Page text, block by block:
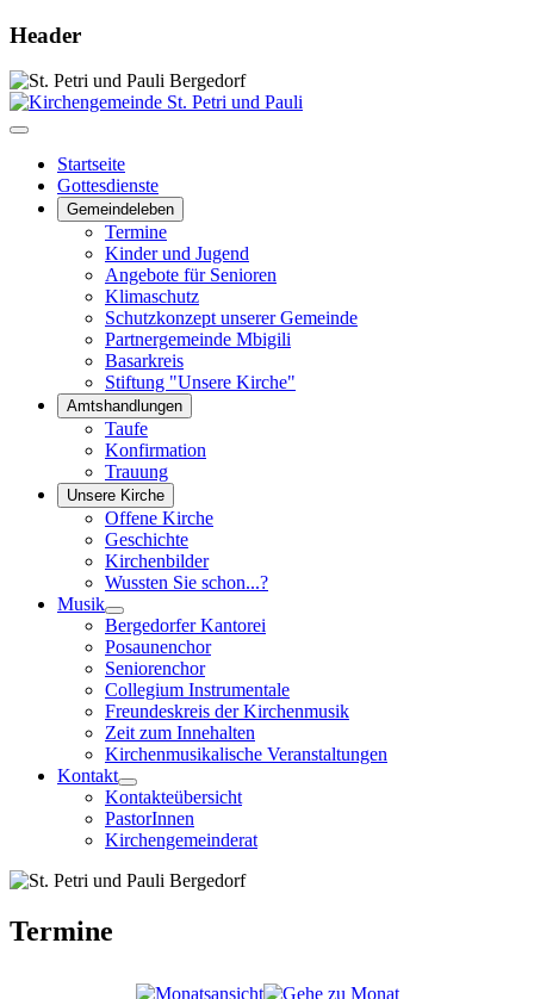
Header
Startseite
Gottesdienste
Gemeindeleben
Termine
Kinder und Jugend
Angebote für Senioren
Klimaschutz
Schutzkonzept unserer Gemeinde
Partnergemeinde Mbigili
Basarkreis
Stiftung "Unsere Kirche"
Amtshandlungen
Taufe
Konfirmation
Trauung
Unsere Kirche
Offene Kirche
Geschichte
Kirchenbilder
Wussten Sie schon...?
Musik
Bergedorfer Kantorei
Posaunenchor
Seniorenchor
Collegium Instrumentale
Freundeskreis der Kirchenmusik
Zeit zum Innehalten
Kirchenmusikalische Veranstaltungen
Kontakt
Kontakteübersicht
PastorInnen
Kirchengemeinderat
Termine